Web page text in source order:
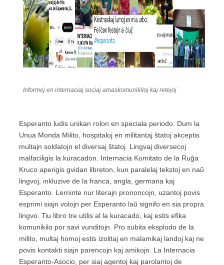
Informoj en internaciaj sociaj amaskomunikiloj kaj retejoj
Esperanto ludis unikan rolon en speciala periodo. Dum la
Unua Monda Milito, hospitaloj en militantaj ŝtatoj akceptis
multajn soldatojn el diversaj ŝtatoj. Lingvaj diversecoj
malfaciligis la kuracadon. Internacia Komitato de la Ruĝa
Kruco aperigis gvidan libreton, kun paralelaj tekstoj en naŭ
lingvoj, inkluzive de la franca, angla, germana kaj
Esperanto. Lerninte nur literajn prononcojn, uzantoj povis
esprimi siajn volojn per Esperanto laŭ signifo en sia propra
lingvo. Tiu libro tre utilis al la kuracado, kaj estis efika
komunikilo por savi vunditojn. Pro subita eksplodo de la
milito, multaj homoj estis izolitaj en malamikaj landoj kaj ne
povis kontakti siajn parencojn kaj amikojn. La Internacia
Esperanto-Asocio, per siaj agentoj kaj parolantoj de